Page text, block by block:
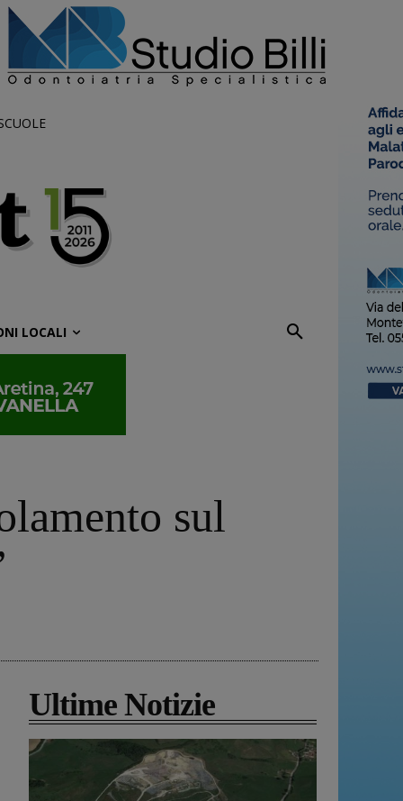
LOCALI
sul
Ultime Notizie